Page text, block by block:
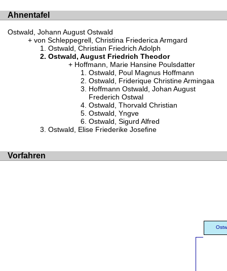
Ahnentafel
Ostwald, Johann August Ostwald
von Schleppegrell, Christina Friederica Armgard
Ostwald, Christian Friedrich Adolph
Ostwald, August Friedrich Theodor
Hoffmann, Marie Hansine Poulsdatter
Ostwald, Poul Magnus Hoffmann
Ostwald, Friderique Christine Armingaa
Hoffmann Ostwald, Johan August
Frederich Ostwal
Ostwald, Thorvald Christian
Ostwald, Yngve
Ostwald, Sigurd Alfred
Ostwald, Elise Friederike Josefine
Vorfahren